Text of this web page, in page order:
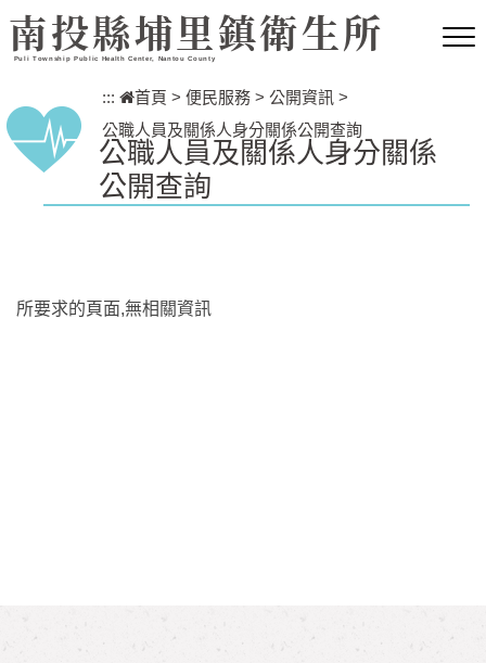
跳到主要內容區塊
南投縣埔里鎮衛生所
Puli Township Public Health Center, Nantou County
::: 首頁 > 便民服務 > 公開資訊 >
公職人員及關係人身分關係公開查詢
公職人員及關係人身分關係
公開查詢
所要求的頁面,無相關資訊